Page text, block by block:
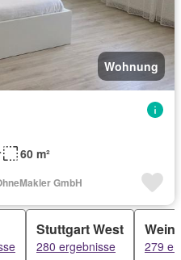
Wohnung
60 m²
GmbH
Stuttgart West
280 ergebnisse 279